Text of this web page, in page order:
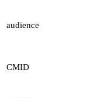
audience
CMID